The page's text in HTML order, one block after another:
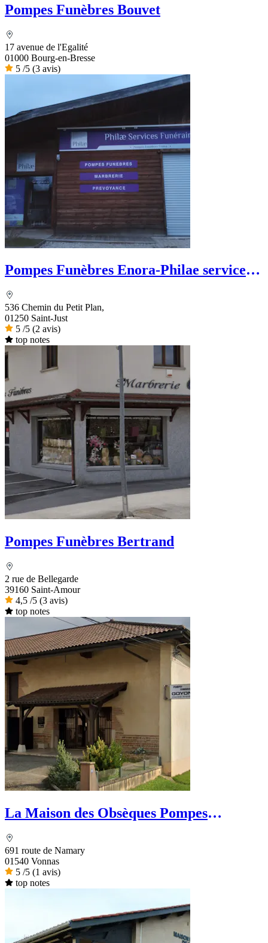
Pompes Funèbres Bouvet
17 avenue de l'Egalité
01000 Bourg-en-Bresse
5 /5 (3 avis)
Pompes Funèbres Enora-Philae services
536 Chemin du Petit Plan,
01250 Saint-Just
5 /5 (2 avis)
top notes
Pompes Funèbres Bertrand
2 rue de Bellegarde
39160 Saint-Amour
4,5 /5 (3 avis)
top notes
La Maison des Obsèques Pompes
691 route de Namary
01540 Vonnas
5 /5 (1 avis)
top notes